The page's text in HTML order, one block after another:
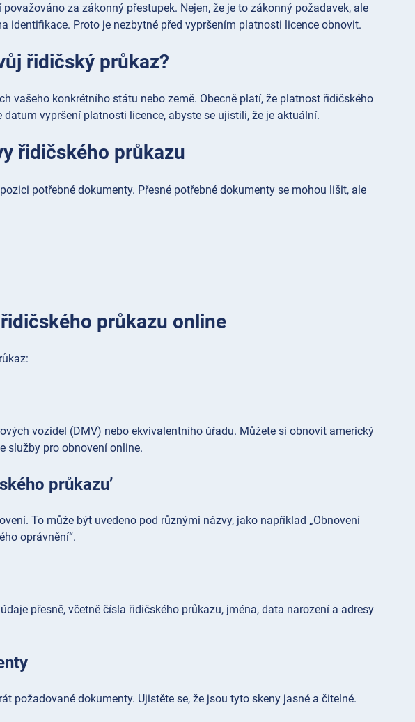
za zákonný přestupek. Nejen, že je to zákonný požadavek, ale
identifikace. Proto je nezbytné před vypršením platnosti licence obnovit.
řidičský průkaz?
vašeho konkrétního státu nebo země. Obecně platí, že platnost řidičského
vypršení platnosti licence, abyste se ujistili, že je aktuální.
řidičského průkazu
potřebné dokumenty. Přesné potřebné dokumenty se mohou lišit, ale
průkazu online
vozidel (DMV) nebo ekvivalentního úřadu. Můžete si obnovit americký
služby pro obnovení online.
průkazu’
To může být uvedeno pod různými názvy, jako například „Obnovení
oprávnění“.
přesně, včetně čísla řidičského průkazu, jména, data narození a adresy
požadované dokumenty. Ujistěte se, že jsou tyto skeny jasné a čitelné.